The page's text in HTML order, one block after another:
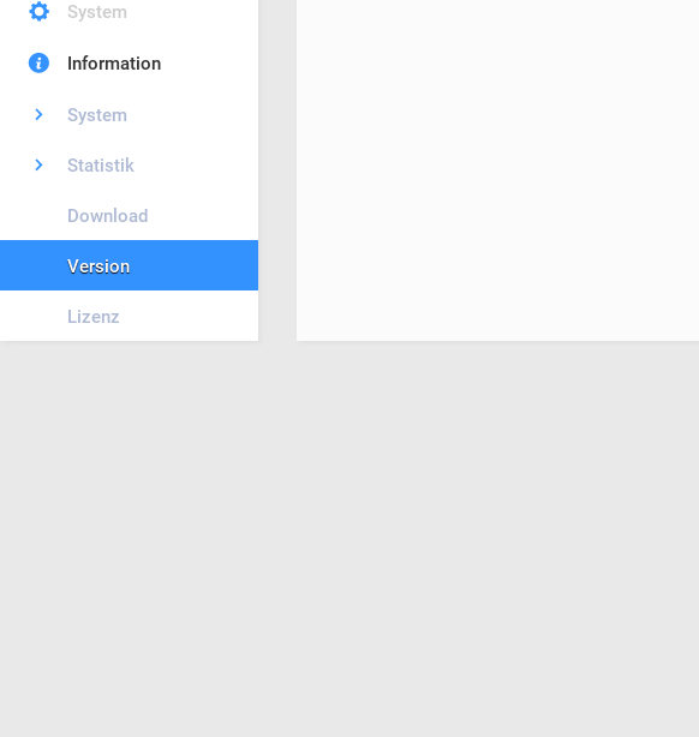
System
Information
System
Statistik
Download
Version
Lizenz